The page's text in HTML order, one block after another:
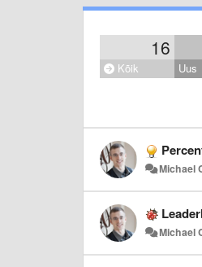
16
Kõik Uus
Michael
Michael